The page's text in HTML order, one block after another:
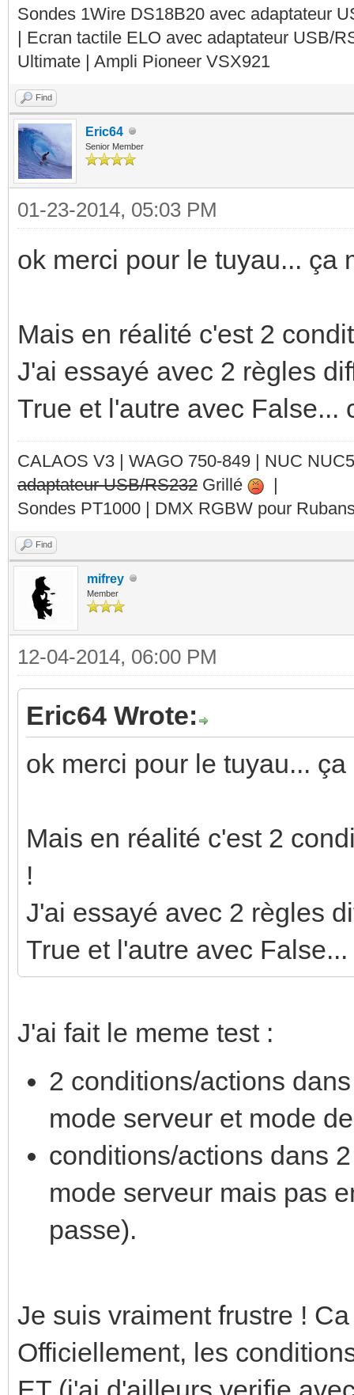
Sondes 1Wire DS18B20 avec adaptateur
| Ecran tactile ELO avec adaptateur USB/
Ultimate | Ampli Pioneer VSX921
Find
Eric64
Senior Member
01-23-2014, 05:03 PM
ok merci pour le tuyau... ça
Mais en réalité c'est 2
J'ai essayé avec 2 règles
True et l'autre avec False...
CALAOS V3 | WAGO 750-849 | NUC
adaptateur USB/RS232 Grillé
|
Sondes PT1000 | DMX RGBW pour
Find
mifrey
Member
12-04-2014, 06:00 PM
Eric64 Wrote:
ok merci pour le tuyau...
Mais en réalité c'est 2
!
J'ai essayé avec 2 règles
True et l'autre avec
J'ai fait le meme test :
2 conditions/actions
mode serveur et mode
conditions/actions dans
mode serveur mais pas
passe).
Je suis vraiment frustre !
Officiellement, les